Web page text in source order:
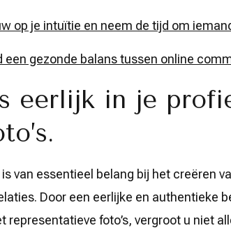
op je intuïtie en neem de tijd om
een gezonde balans tussen online
eerlijk in je
van essentieel belang bij het creëren
Door een eerlijke en authentieke
representatieve foto’s, vergroot u niet